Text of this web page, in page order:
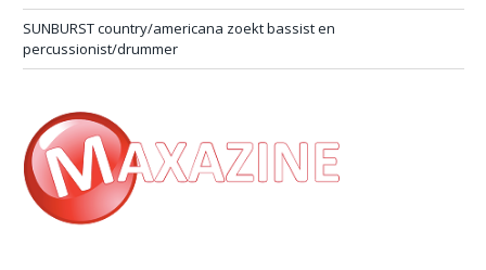
SUNBURST country/americana zoekt bassist en
percussionist/drummer